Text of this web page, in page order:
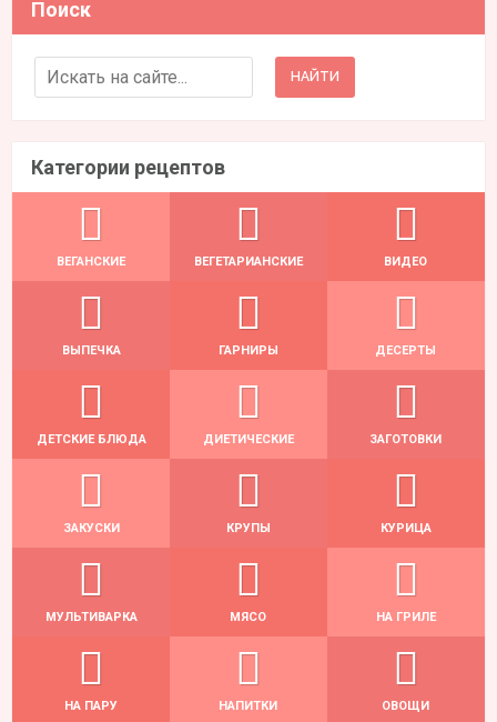
Поиск
Search for:
Категории рецептов
ВЕГАНСКИЕ ВЕГЕТАРИАНСКИЕ ВИДЕО
ВЫПЕЧКА ГАРНИРЫ ДЕСЕРТЫ
ДЕТСКИЕ БЛЮДА ДИЕТИЧЕСКИЕ ЗАГОТОВКИ
ЗАКУСКИ КРУПЫ КУРИЦА
МУЛЬТИВАРКА МЯСО НА ГРИЛЕ
НА ПАРУ НАПИТКИ ОВОЩИ